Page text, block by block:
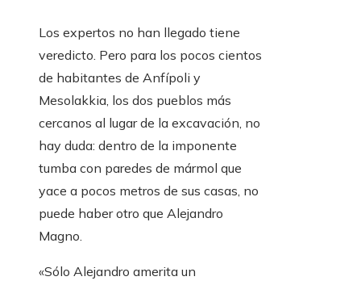
Los expertos no han llegado tiene
veredicto. Pero para los pocos cientos
de habitantes de Anfípoli y
Mesolakkia, los dos pueblos más
cercanos al lugar de la excavación, no
hay duda: dentro de la imponente
tumba con paredes de mármol que
yace a pocos metros de sus casas, no
puede haber otro que Alejandro
Magno.
«Sólo Alejandro amerita un